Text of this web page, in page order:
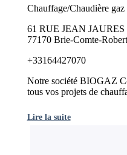
Chauffage/Chaudière gaz
61 RUE JEAN JAURES
77170 Brie-Comte-Robert
+33164427070
Notre société BIOGAZ
tous vos projets de
Lire la suite